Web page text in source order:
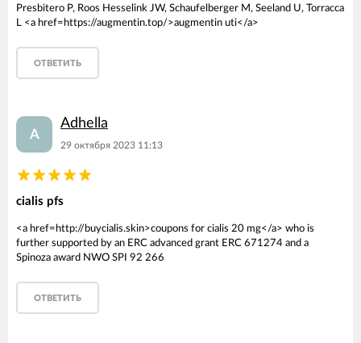
Presbitero P, Roos Hesselink JW, Schaufelberger M, Seeland U, Torracca
L <a href=https://augmentin.top/>augmentin uti</a>
ОТВЕТИТЬ
A
Adhella
29 октября 2023 11:13
cialis pfs
<a href=http://buycialis.skin>coupons for cialis 20 mg</a> who is
further supported by an ERC advanced grant ERC 671274 and a
Spinoza award NWO SPI 92 266
ОТВЕТИТЬ